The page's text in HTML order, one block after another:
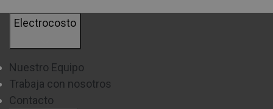
Electrocosto
Nuestro Equipo
Trabaja con nosotros
Contacto